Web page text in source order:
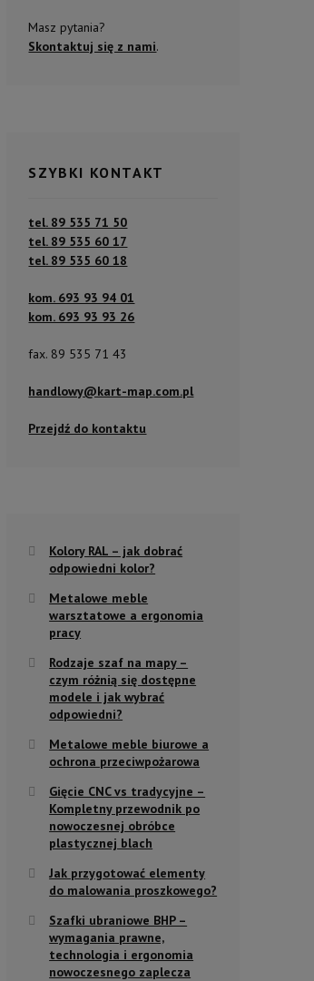
Masz pytania?
Skontaktuj się z nami.
SZYBKI KONTAKT
tel. 89 535 71 50
tel. 89 535 60 17
tel. 89 535 60 18
kom. 693 93 94 01
kom. 693 93 93 26
fax. 89 535 71 43
handlowy@kart-map.com.pl
Przejdź do kontaktu
Kolory RAL – jak dobrać
odpowiedni kolor?
Metalowe meble
warsztatowe a ergonomia
pracy
Rodzaje szaf na mapy –
czym różnią się dostępne
modele i jak wybrać
odpowiedni?
Metalowe meble biurowe a
ochrona przeciwpożarowa
Gięcie CNC vs tradycyjne –
Kompletny przewodnik po
nowoczesnej obróbce
plastycznej blach
Jak przygotować elementy
do malowania proszkowego?
Szafki ubraniowe BHP –
wymagania prawne,
technologia i ergonomia
nowoczesnego zaplecza